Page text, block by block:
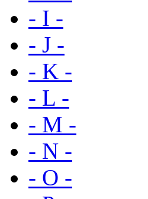
- I -
- J -
- K -
- L -
- M -
- N -
- O -